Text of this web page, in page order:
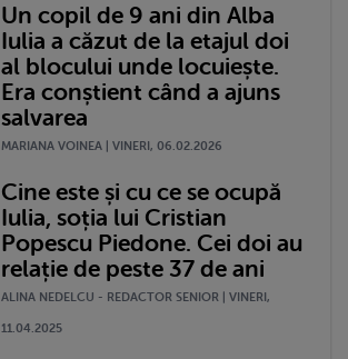
Un copil de 9 ani din Alba
Iulia a căzut de la etajul doi
al blocului unde locuiește.
Era conștient când a ajuns
salvarea
MARIANA VOINEA | VINERI, 06.02.2026
Cine este și cu ce se ocupă
Iulia, soția lui Cristian
Popescu Piedone. Cei doi au
relație de peste 37 de ani
ALINA NEDELCU - REDACTOR SENIOR | VINERI,
11.04.2025